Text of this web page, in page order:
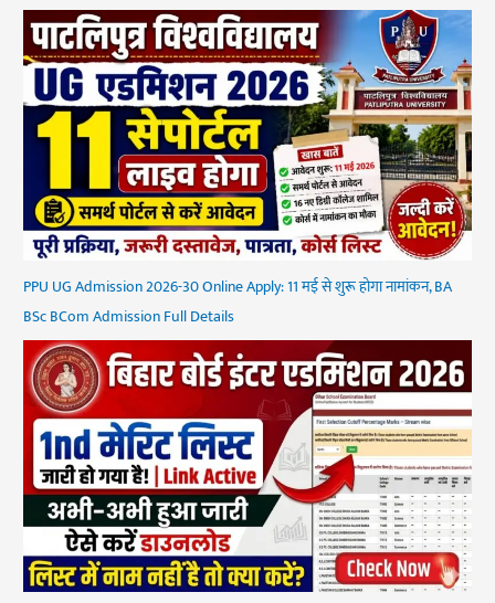
PPU UG Admission 2026-30 Online Apply: 11 मई से शुरू होगा नामांकन, BA
BSc BCom Admission Full Details